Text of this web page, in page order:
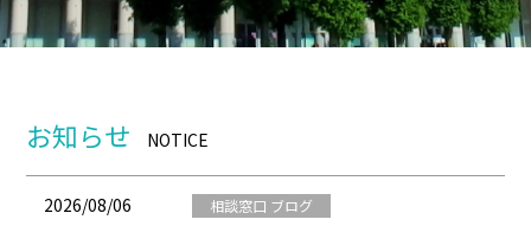
お知らせ NOTICE
2026/08/06 相談窓口 ブログ